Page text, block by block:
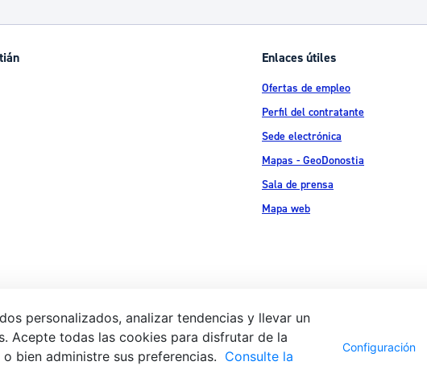
Tablón de anuncios oficiales
Calendario fiscal
Enlaces útiles
Ofertas de empleo
Perfil del contratante
Sede electrónica
Mapas - GeoDonostia
Sala de prensa
Mapa web
1,
Aviso legal Política de privacidad
personalizados, analizar tendencias y llevar un
Acepte todas las cookies para disfrutar de la
bien administre sus preferencias. Consulte la
Configuración